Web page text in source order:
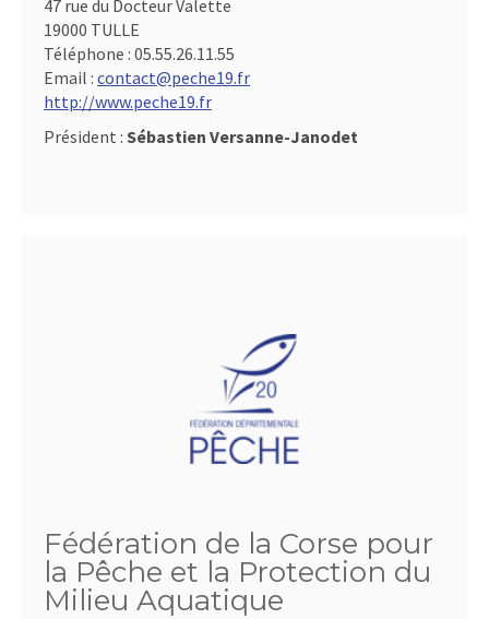
47 rue du Docteur Valette
19000 TULLE
Téléphone : 05.55.26.11.55
Email : contact@peche19.fr
http://www.peche19.fr
Président : Sébastien Versanne-Janodet
Fédération de la Corse pour
la Pêche et la Protection du
Milieu Aquatique